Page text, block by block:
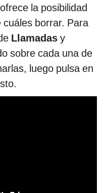
la posibilidad
borrar. Para
Llamadas y
sobre cada una de
luego pulsa en